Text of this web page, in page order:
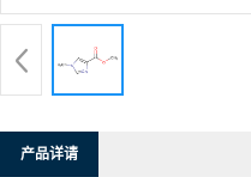
产品详请